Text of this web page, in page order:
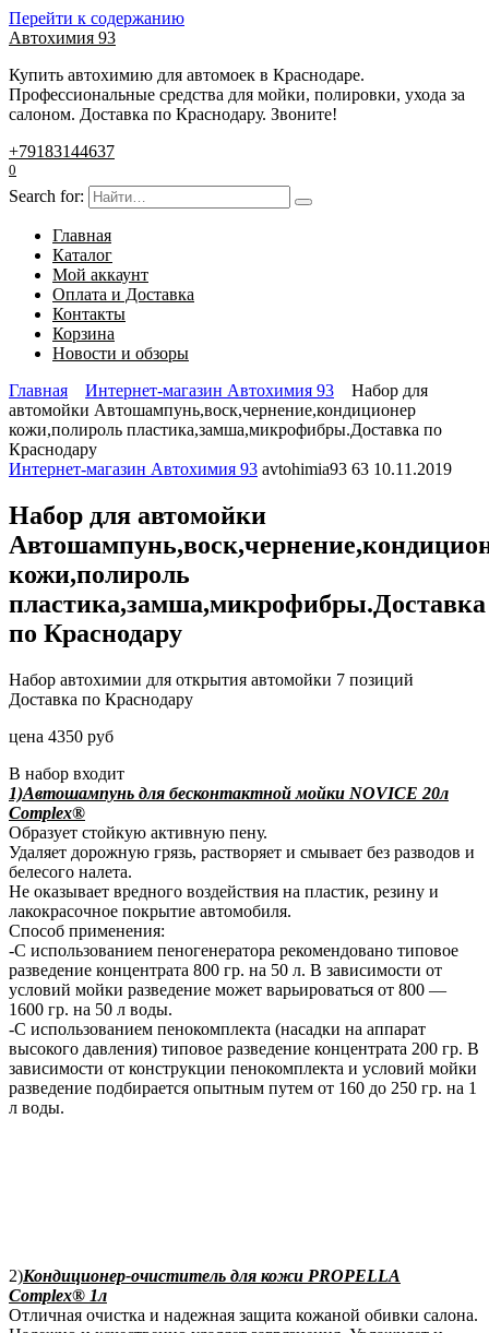
Перейти к содержанию
Автохимия 93
Купить автохимию для автомоек в Краснодаре.
Профессиональные средства для мойки, полировки, ухода за
салоном. Доставка по Краснодару. Звоните!
+79183144637
0
Search for:
Главная
Каталог
Мой аккаунт
Оплата и Доставка
Контакты
Корзина
Новости и обзоры
Главная
Интернет-магазин Автохимия 93
Набор для
автомойки Автошампунь,воск,чернение,кондиционер
кожи,полироль пластика,замша,микрофибры.Доставка по
Краснодару
Интернет-магазин Автохимия 93 avtohimia93 63 10.11.2019
Набор для автомойки
кожи,полироль
пластика,замша,микрофибры.Доставка
по Краснодару
Набор автохимии для открытия автомойки 7 позиций
Доставка по Краснодару
цена 4350 руб
В набор входит
1)Автошампунь для бесконтактной мойки NOVICE 20л
Complex®
Образует стойкую активную пену.
Удаляет дорожную грязь, растворяет и смывает без разводов и
белесого налета.
Не оказывает вредного воздействия на пластик, резину и
лакокрасочное покрытие автомобиля.
Способ применения:
-С использованием пеногенератора рекомендовано типовое
разведение концентрата 800 гр. на 50 л. В зависимости от
условий мойки разведение может варьироваться от 800 —
1600 гр. на 50 л воды.
-С использованием пенокомплекта (насадки на аппарат
высокого давления) типовое разведение концентрата 200 гр. В
зависимости от конструкции пенокомплекта и условий мойки
разведение подбирается опытным путем от 160 до 250 гр. на 1
л воды.
2)Кондиционер-очиститель для кожи PROPELLA
Complex® 1л
Отличная очистка и надежная защита кожаной обивки салона.